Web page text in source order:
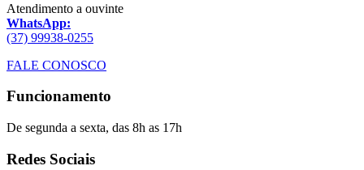
Atendimento a ouvinte
WhatsApp:
(37) 99938-0255
FALE CONOSCO
Funcionamento
De segunda a sexta, das 8h as 17h
Redes Sociais